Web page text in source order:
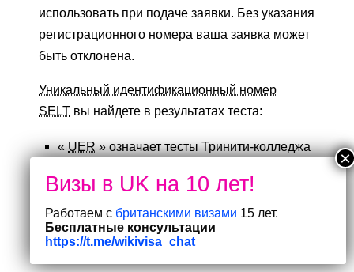
использовать при подаче заявки. Без указания
регистрационного номера ваша заявка может
быть отклонена.
Уникальный идентификационный номер
SELT вы найдете в результатах теста:
«UER» означает тесты Тринити-колледжа
« НомерUKVI » для тестов
консорциумаIELTSSELT
«КандидатскийURN» для тестов
Работаем с британскими визами 15 лет.
Бесплатные консультации
https://t.me/wikivisa_chat